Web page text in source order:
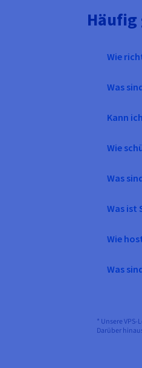
Häufig
Wie
Was
Kann
Wie
Was
Was ist
Wie
Was
* Unsere
Darüber